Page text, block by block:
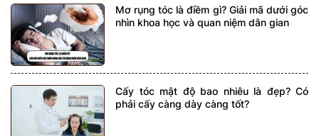
Mơ rụng tóc là điềm gì? Giải mã dưới góc
nhìn khoa học và quan niệm dân gian
Cấy tóc mật độ bao nhiêu là đẹp? Có
phải cấy càng dày càng tốt?